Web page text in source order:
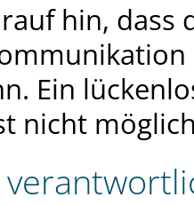
hin,
Ein
nicht